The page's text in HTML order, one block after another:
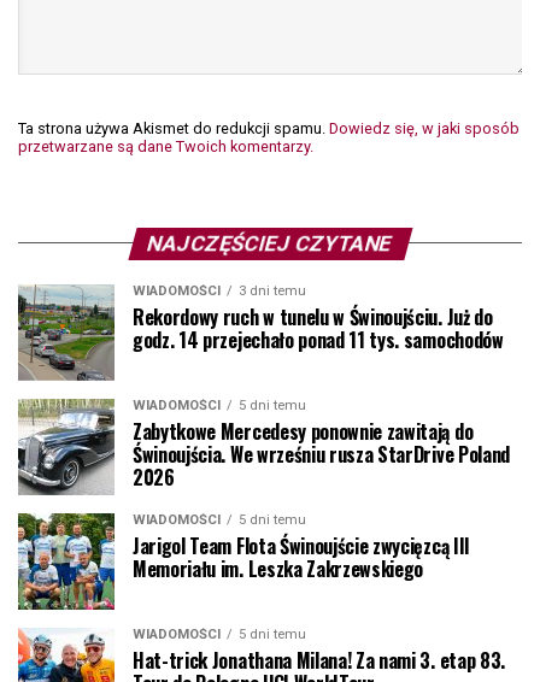
Ta strona używa Akismet do redukcji spamu. Dowiedz się, w jaki sposób
przetwarzane są dane Twoich komentarzy.
NAJCZĘŚCIEJ CZYTANE
WIADOMOŚCI 3 dni temu
Rekordowy ruch w tunelu w Świnoujściu. Już do
godz. 14 przejechało ponad 11 tys. samochodów
WIADOMOŚCI 5 dni temu
Zabytkowe Mercedesy ponownie zawitają do
Świnoujścia. We wrześniu rusza StarDrive Poland
2026
WIADOMOŚCI 5 dni temu
Jarigol Team Flota Świnoujście zwycięzcą III
Memoriału im. Leszka Zakrzewskiego
WIADOMOŚCI 5 dni temu
Hat-trick Jonathana Milana! Za nami 3. etap 83.